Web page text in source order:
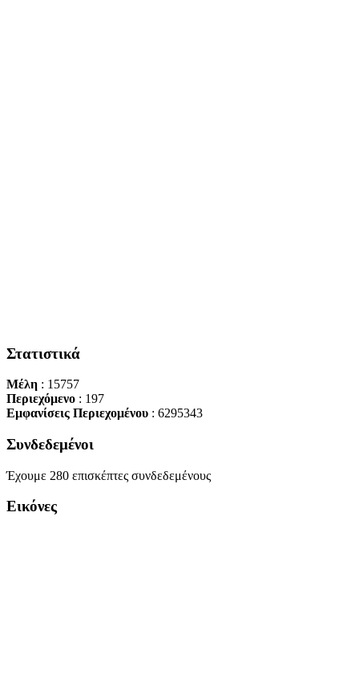
Στατιστικά
Μέλη : 15757
Περιεχόμενο : 197
Εμφανίσεις Περιεχομένου : 6295343
Συνδεδεμένοι
Έχουμε 280 επισκέπτες συνδεδεμένους
Εικόνες